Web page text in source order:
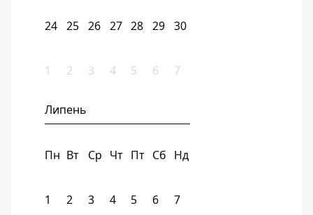
24 25 26 27 28 29 30
1 2 3 4 5 6 7
Липень
Пн Вт Ср Чт Пт Сб Нд
1 2 3 4 5 6 7